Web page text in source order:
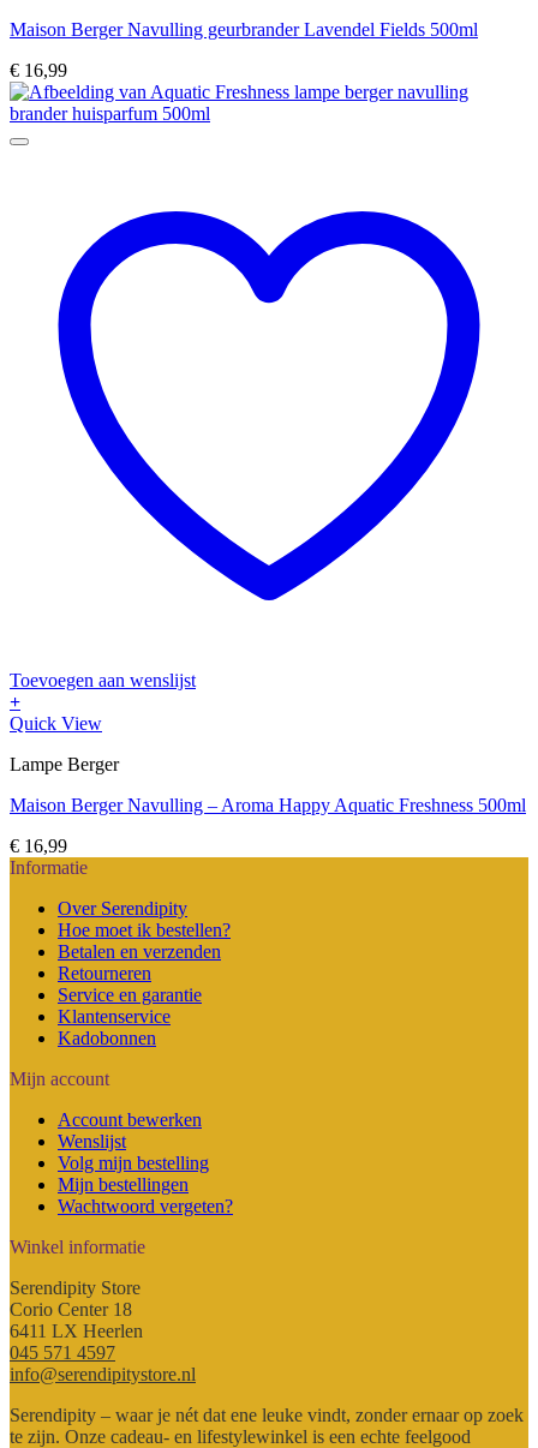
Maison Berger Navulling geurbrander Lavendel Fields 500ml
€ 16,99
Toevoegen aan wenslijst
+
Quick View
Lampe Berger
Maison Berger Navulling – Aroma Happy Aquatic Freshness 500ml
€ 16,99
Informatie
Over Serendipity
Hoe moet ik bestellen?
Betalen en verzenden
Retourneren
Service en garantie
Klantenservice
Kadobonnen
Mijn account
Account bewerken
Wenslijst
Volg mijn bestelling
Mijn bestellingen
Wachtwoord vergeten?
Winkel informatie
Serendipity Store
Corio Center 18
6411 LX Heerlen
045 571 4597
info@serendipitystore.nl
Serendipity – waar je nét dat ene leuke vindt, zonder ernaar op zoek
te zijn. Onze cadeau- en lifestylewinkel is een echte feelgood